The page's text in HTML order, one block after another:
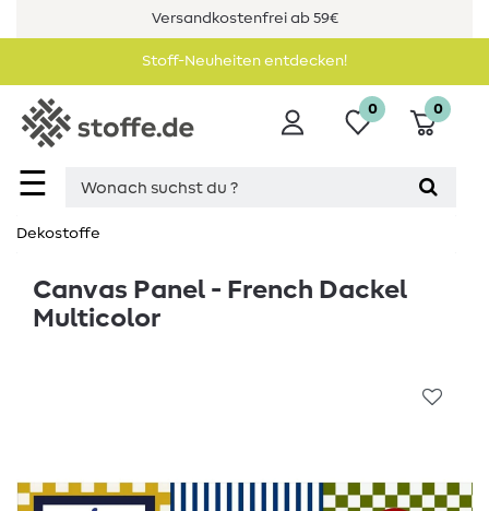
Versandkostenfrei ab 59€
Stoff-Neuheiten entdecken!
☰
0 0
Dekostoffe
Canvas Panel - French Dackel
Multicolor